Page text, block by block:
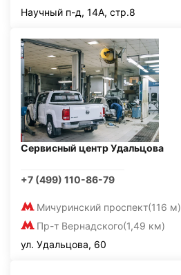
Научный п-д, 14А, стр.8
Сервисный центр Удальцова
+7 (499) 110-86-79
Мичуринский проспект(116 м)
Пр-т Вернадского(1,49 км)
ул. Удальцова, 60